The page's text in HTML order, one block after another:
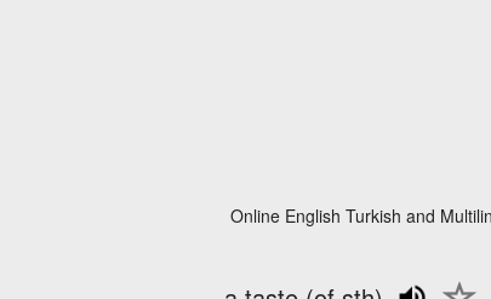
Online English Turkish and